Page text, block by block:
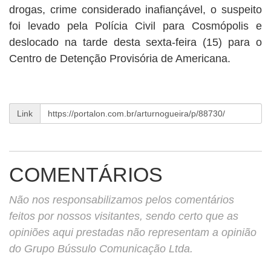
drogas, crime considerado inafiançável, o suspeito
foi levado pela Polícia Civil para Cosmópolis e
deslocado na tarde desta sexta-feira (15) para o
Centro de Detenção Provisória de Americana.
Link
COMENTÁRIOS
Não nos responsabilizamos pelos comentários
feitos por nossos visitantes, sendo certo que as
opiniões aqui prestadas não representam a opinião
do Grupo Bússulo Comunicação Ltda.